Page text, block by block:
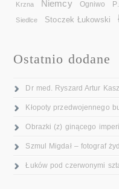
Krzna Niemcy Ogniwo
Siedlce Stoczek Łukowski
Ostatnio dodane
Dr med. Ryszard Artur
Kłopoty przedwojennego
Obrazki (z) ginącego
Szmul Migdał – fotograf
Łuków pod czerwonymi